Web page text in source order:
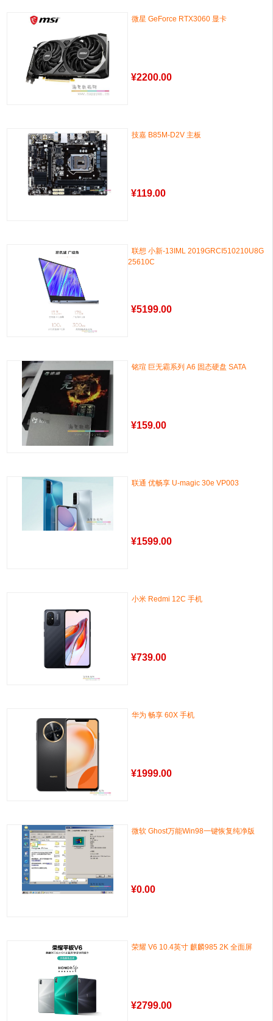
微星 GeForce RTX3060 显卡
¥2200.00
技嘉 B85M-D2V 主板
¥119.00
联想 小新-13IML 2019GRCI510210U8G
25610C
¥5199.00
铭瑄 巨无霸系列 A6 固态硬盘 SATA
¥159.00
联通 优畅享 U-magic 30e VP003
¥1599.00
小米 Redmi 12C 手机
¥739.00
华为 畅享 60X 手机
¥1999.00
微软 Ghost万能Win98一键恢复纯净版
¥0.00
荣耀 V6 10.4英寸 麒麟985 2K 全面屏
¥2799.00